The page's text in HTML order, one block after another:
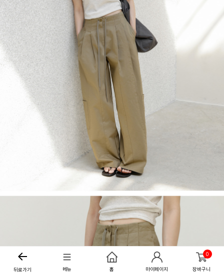
뒤로가기 메뉴 홈 마이페이지
0
장바구니